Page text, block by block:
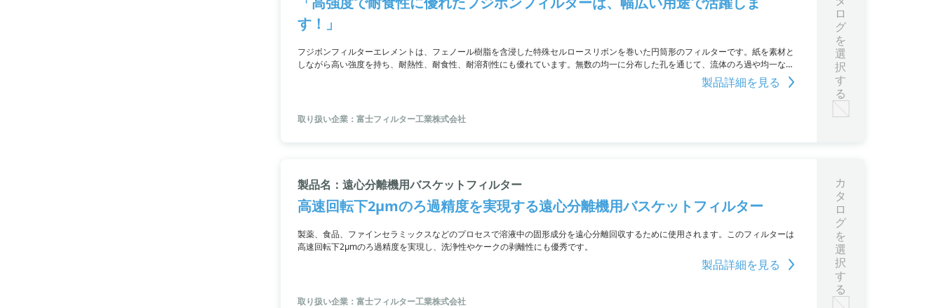
す！」
フジボンフィルターエレメントは、フェノール樹脂を含浸した特殊セルロースリボンを巻いた円筒形のフィルターです。紙を素材と
しながら高い強度を持ち、耐熱性、耐食性、耐溶剤性にも優れています。無数の均一に分布した孔を通じて、流体のろ過や均一な空
製品詳細を見る
取り扱い企業：富士フィルター工業株式会社
ロ
グ
を
選
択
す
る
製品名：遠心分離機用バスケットフィルター
高速回転下2μmのろ過精度を実現する遠心分離機用バスケットフィルター
製薬、食品、ファインセラミックスなどのプロセスで溶液中の固形成分を遠心分離回収するために使用されます。このフィルターは
高速回転下2μmのろ過精度を実現し、洗浄性やケークの剥離性にも優秀です。
製品詳細を見る
取り扱い企業：富士フィルター工業株式会社
カ
タ
ロ
グ
を
選
択
す
る